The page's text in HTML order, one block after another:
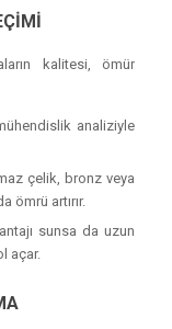
kalitesi, ömür
analiziyle
çelik, bronz veya
ömrü artırır.
sunsa da uzun
açar.